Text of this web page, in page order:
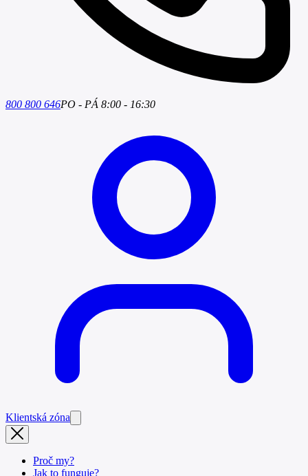
800 800 646PO - PÁ 8:00 - 16:30
Klientská zóna
Proč my?
Jak to funguje?